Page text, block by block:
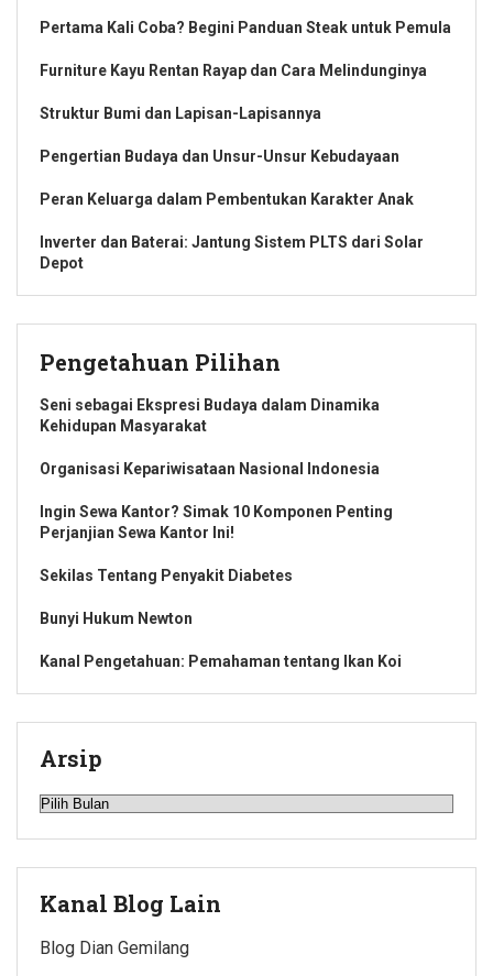
Pertama Kali Coba? Begini Panduan Steak untuk Pemula
Furniture Kayu Rentan Rayap dan Cara Melindunginya
Struktur Bumi dan Lapisan-Lapisannya
Pengertian Budaya dan Unsur-Unsur Kebudayaan
Peran Keluarga dalam Pembentukan Karakter Anak
Inverter dan Baterai: Jantung Sistem PLTS dari Solar
Depot
Pengetahuan Pilihan
Seni sebagai Ekspresi Budaya dalam Dinamika
Kehidupan Masyarakat
Organisasi Kepariwisataan Nasional Indonesia
Ingin Sewa Kantor? Simak 10 Komponen Penting
Perjanjian Sewa Kantor Ini!
Sekilas Tentang Penyakit Diabetes
Bunyi Hukum Newton
Kanal Pengetahuan: Pemahaman tentang Ikan Koi
Arsip
Arsip
Kanal Blog Lain
Blog Dian Gemilang